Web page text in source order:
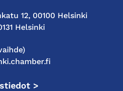
12, 00100 Helsinki
Helsinki
>